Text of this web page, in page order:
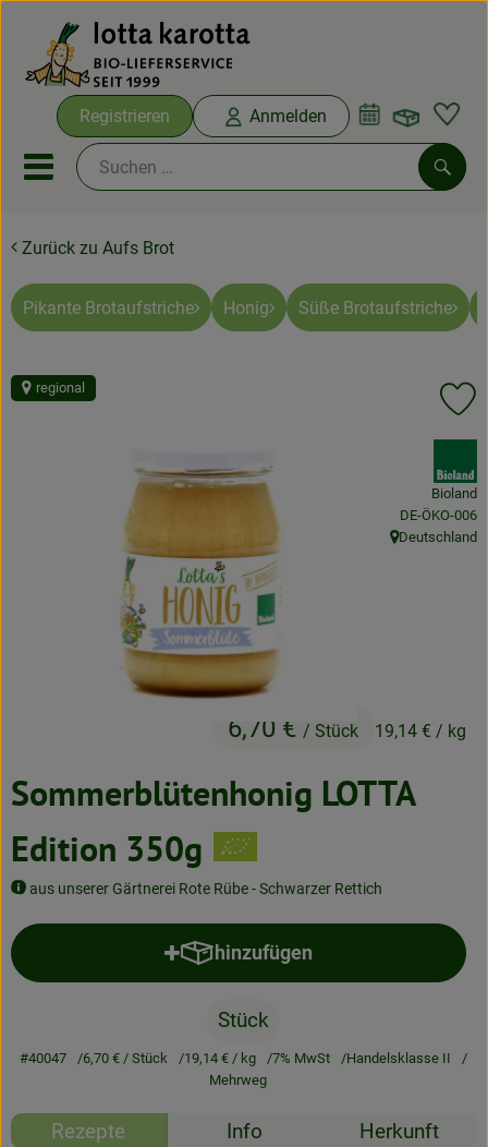
Registrieren Anmelden
Mobiles Menu öffnen oder
Ökokisten
Bio-Kochboxen
Neues & Angebote
Obst & Gemüse
Speisekammer
Blog
Zurück zu Aufs Brot
Pikante Brotaufstriche Honig Süße Brotaufstriche
Sommerblütenhonig LOTTA
Edition 350g
aus unserer Gärtnerei Rote Rübe - Schwarzer Rettich
6,70 € / Stück 19,14 € / kg
regional
Bioland
, Kontrollstelle:
DE-ÖKO-006
, Herkunft:
Deutschland
hinzufügen
Produkt zum Warenkorb
Stück
#40047 6,70 €/ Stück 19,14 €/ kg 7% MwSt
Handelsklasse II
Mehrweg
Rezepte Info Herkunft